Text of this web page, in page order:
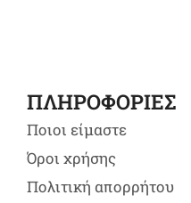
ΠΛΗΡΟΦΟΡΙΕΣ
Ποιοι είμαστε
Όροι χρήσης
Πολιτική απορρήτου